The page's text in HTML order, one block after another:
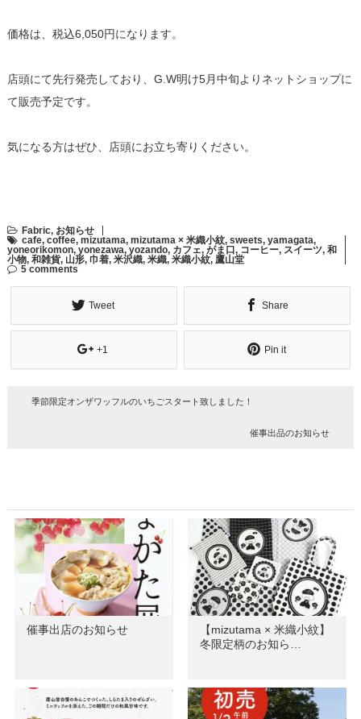
価格は、税込6,050円になります。
店頭にて先行発売しており、G.W明け5月中旬よりネットショップに
て販売予定です。
気になる方はぜひ、店頭にお立ち寄りください。
Fabric, お知らせ
cafe, coffee, mizutama, mizutama × 米織小紋, sweets, yamagata,
yoneorikomon, yonezawa, yozando, カフェ, がま口 , コーヒー, スイーツ, 和
小物, 和雑貨, 山形, 巾着, 米沢織, 米織, 米織小紋, 鷹山堂
5 comments
Tweet Share
+1 Pin it
季節限定オンザワッフルのいちごスタート致しました！
催事出品のお知らせ
催事出店のお知らせ
【mizutama × 米織小紋】
冬限定柄のお知ら…